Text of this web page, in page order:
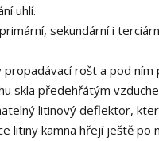
uhlí.
sekundární i
rošt a pod ním
skla předehřátým
litinový deflektor,
litiny kamna hřejí ještě po